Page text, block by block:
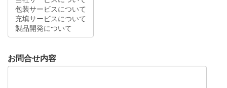
お問合せ内容